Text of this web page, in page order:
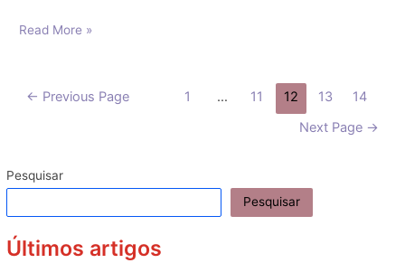
Campeonatos
de
Read More »
Paginação
← Previous Page 1 … 11 12 13
14
Next Page →
Pesquisar
Pesquisar
Últimos artigos